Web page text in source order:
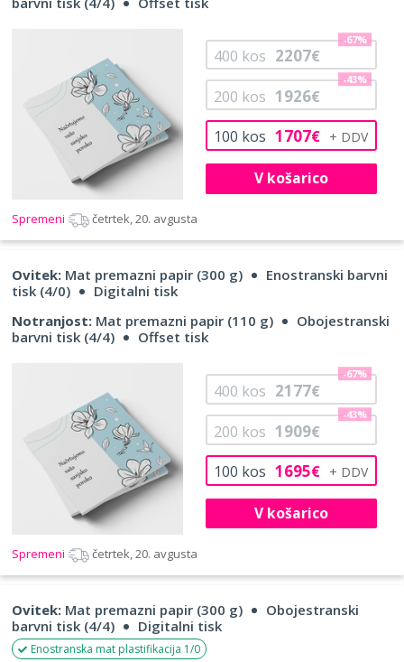
100 kos 1707€
200 kos 1926€
-43%
400 kos 2207€
-67%
V košarico
Spremeni četrtek, 20. avgusta
Ovitek: Mat premazni papir (300 g)
Enostranski barvni
tisk (4/0)
Digitalni tisk
Notranjost: Mat premazni papir (110 g)
Obojestranski
barvni tisk (4/4)
Offset tisk
100 kos 1695€
200 kos 1909€
-43%
400 kos 2177€
-67%
V košarico
Spremeni četrtek, 20. avgusta
Ovitek: Mat premazni papir (300 g)
Obojestranski
barvni tisk (4/4)
Digitalni tisk
Enostranska mat plastifikacija 1/0